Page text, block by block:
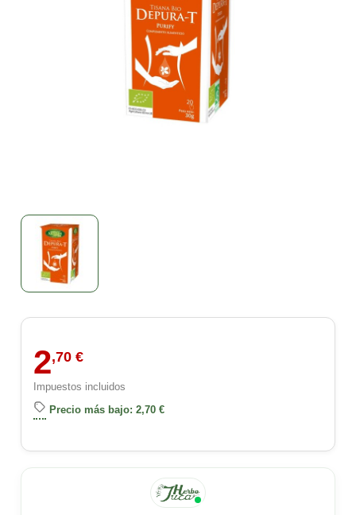
2,70 €
Impuestos incluidos
Precio más bajo: 2,70 €